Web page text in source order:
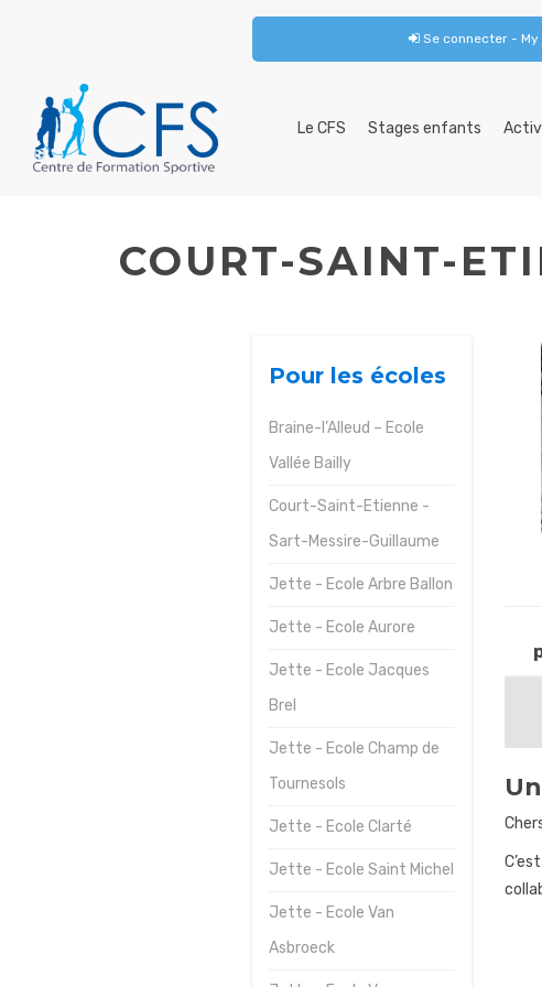
Se connecter - My
Le CFS Stages enfants
CFS
Stages
enfants
COURT-SAINT-
Pour les écoles
Braine-l’Alleud – Ecole
Vallée Bailly
Court-Saint-Etienne -
Sart-Messire-Guillaume
Jette - Ecole Arbre Ballon
Jette - Ecole Aurore
Jette - Ecole Jacques
Brel
Jette - Ecole Champ de
Tournesols
Jette - Ecole Clarté
Jette - Ecole Saint Michel
Jette - Ecole Van
Asbroeck